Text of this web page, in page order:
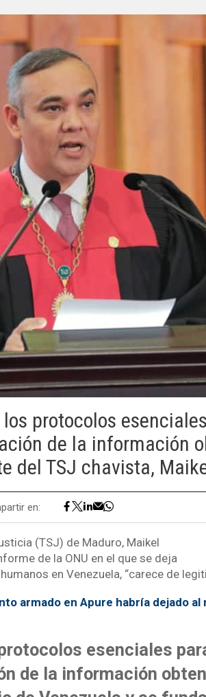
protocolos
de la información
del TSJ chavista,
en:
(TSJ) de Maduro, Maikel
de la ONU en el que se deja
en Venezuela, “carece de
armado en Apure habría dejado al
esenciales
de la información